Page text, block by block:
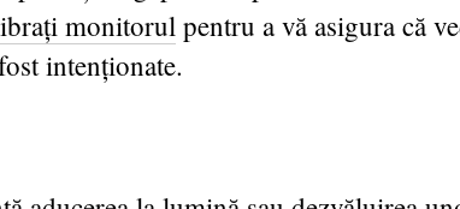
monitorul pentru a vă asigura că
intenționate.